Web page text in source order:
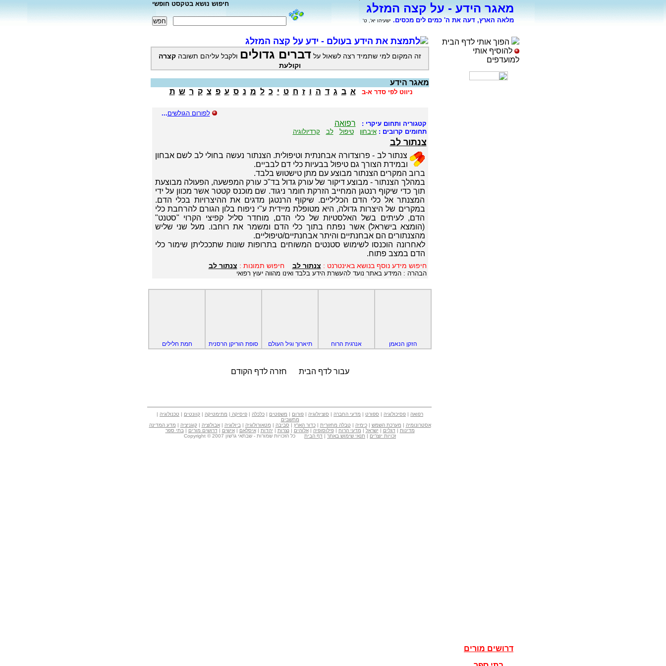
מאגר הידע - על קצה המזלג
מלאה הארץ, דעה את ה' כמים לים מכסים. ישעיהו יא', ט'
חיפוש נושא בטקסט חופשי
הפוך אותי לדף הבית
להוסיף אותי
למועדפים
דרושים מורים
לתמצת את הידע בעולם - ידע על קצה המזלג
זה המקום למי שתמיד רצה לשאול על דברים גדולים ולקבל עליהם תשובה קצרה
וקולעת
מאגר הידע
ניווט לפי סדר א-ב א ב ג ד ה ו ז ח ט י כ ל מ נ ס ע פ צ ק ר ש ת
לפורום הגולשים...
קטגוריה ותחום עיקרי : רפואה
תחומים קרובים :איבחון טיפול לב קרדיולוגיה
צנתור לב
צנתור לב - פרוצדורה אבחנתית וטיפולית. הצנתור נעשה בחולי לב לשם אבחון
ובמידת הצורך גם טיפול בבעיות כלי דם לבביים.
ברוב המקרים הצנתור מבוצע עם מתן טישטוש בלבד.
במהלך הצנתור - מבוצע דיקור של עורק גדול בד"כ עורק המפשעה, הפעולה מבוצעת
תוך כדי שיקוף רנטגן המחייב הזרקת חומר ניגוד. שם מוכנס קטטר אשר מכוון על ידי
המצנתר אל כלי הדם הכליליים. שיקוף הרנטגן מדגים את ההיצרויות בכלי הדם.
במקרים של היצרות גדולה, היא מטופלת מיידית ע"י ניפוח בלון הגורם להרחבת כלי
הדם, לעיתים בשל האלסטיות של כלי הדם, מוחדר סליל קפיצי הקרוי "סטנט"
(הומצא בישראל) אשר נפתח בתוך כלי הדם ומשמר את רוחבו. מעל שני שליש
מהצנתורים הם אבחנתיים והיתר אבחנתיים/טיפוליים.
לאחרונה הוכנסו לשימוש סטנטים המשוחים בתרופות שונות שתככליתן שימור כלי
הדם במצב פתוח.
חיפוש מידע נוסף בנושא באינטרנט : צנתור לב חיפוש תמונות : צנתור לב
הבהרה : המידע באתר נועד להעשרת הידע בלבד ואינו מהווה יעוץ רפואי
הזקן הנאמן אנרגית הרוח תיארוך וגיל העולם סופת הוריקן הרסנית חמת חלילים
עבור לדף הבית חזרה לדף הקודם
רפואה | פסיכולוגיה | ספורט | מדעי החברה | סוציולוגיה | פורום | משפטים | כלכלה | פיסיקה | מתימטיקה | קוונטים | טכנולוגיה |
מחשבים
אסטרונומיה | מערכת השמש |כימיה | טבלה מחזורית |כדור הארץ | סביבה | מטאורולוגיה | ביולוגיה |אבולוציה |קוגניציה | מדע המדינה
מדינות |דגלים | ישראל | מדעי הרוח |פילוסופיה |אלוהים | נצרות | יהדות |איסלאם |אישים |דרושים מורים | בתי ספר
זכויות יוצרים | תנאי שימוש באתר | דף הבית כל הזכויות שמורות - שבתאי גרשון Copyright © 2007